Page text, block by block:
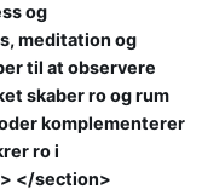
og
meditation og
til at observere
skaber ro og rum
komplementerer
ro i
</section>